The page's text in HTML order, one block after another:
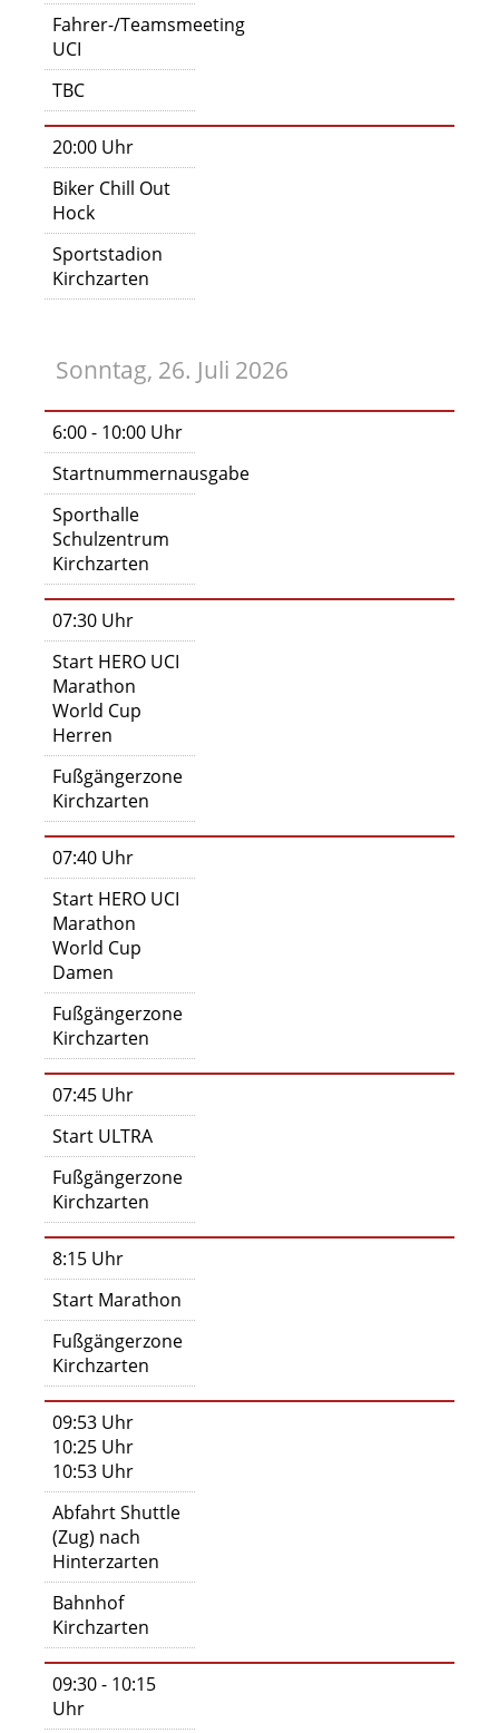
Fahrer-/Teamsmeeting
UCI
TBC
20:00 Uhr
Biker Chill Out
Hock
Sportstadion
Kirchzarten
Sonntag, 26. Juli 2026
6:00 - 10:00 Uhr
Startnummernausgabe
Sporthalle
Schulzentrum
Kirchzarten
07:30 Uhr
Start HERO UCI
Marathon
World Cup
Herren
Fußgängerzone
Kirchzarten
07:40 Uhr
Start HERO UCI
Marathon
World Cup
Damen
Fußgängerzone
Kirchzarten
07:45 Uhr
Start ULTRA
Fußgängerzone
Kirchzarten
8:15 Uhr
Start Marathon
Fußgängerzone
Kirchzarten
09:53 Uhr
10:25 Uhr
10:53 Uhr
Abfahrt Shuttle
(Zug) nach
Hinterzarten
Bahnhof
Kirchzarten
09:30 - 10:15
Uhr